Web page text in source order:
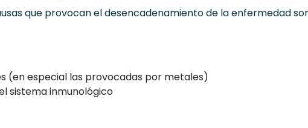
que provocan el desencadenamiento de la enfermedad
(en especial las provocadas por metales)
sistema inmunológico